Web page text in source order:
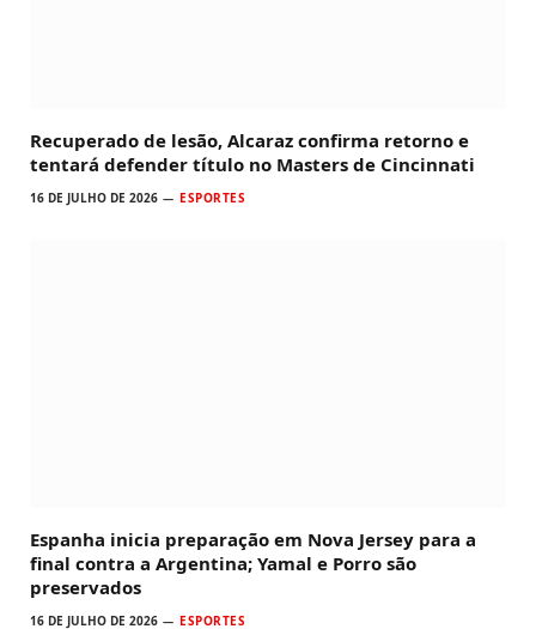
Recuperado de lesão, Alcaraz confirma retorno e
tentará defender título no Masters de Cincinnati
16 DE JULHO DE 2026 ESPORTES
Espanha inicia preparação em Nova Jersey para a
final contra a Argentina; Yamal e Porro são
preservados
16 DE JULHO DE 2026 ESPORTES